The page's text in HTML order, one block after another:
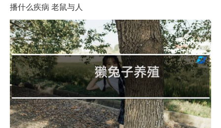
播什么疾病 老鼠与人